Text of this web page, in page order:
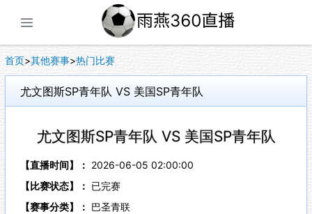
首页>其他赛事>热门比赛
尤文图斯SP青年队 VS 美国SP青年队
尤文图斯SP青年队 VS 美国SP青年队
【直播时间】： 2026-06-05 02:00:00
【比赛状态】：
已完赛
【赛事分类】： 巴圣青联